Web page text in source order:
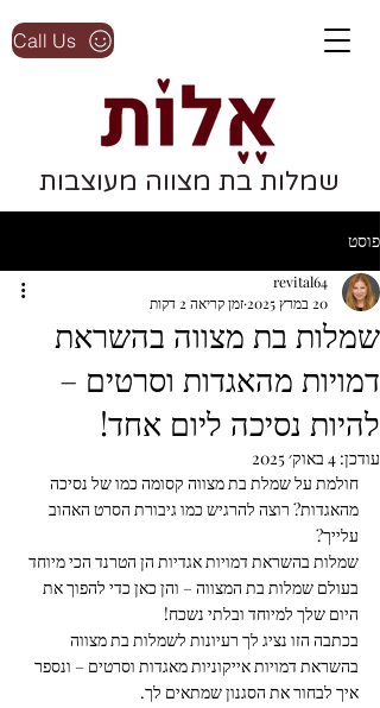
Call Us
שמלות בת מצווה מעוצבות
פוסט
שמלות בת מצווה בהשראת
דמויות מהאגדות וסרטים –
להיות נסיכה ליום אחד!
revital64
20 במרץ 2025
זמן קריאה 2 דקות
עודכן: 4 באוק׳ 2025
חולמת על שמלת בת מצווה קסומה כמו של נסיכה
מהאגדות? רוצה להרגיש כמו גיבורת הסרט האהוב
עלייך?
שמלות בהשראת דמויות אגדיות הן הטרנד הכי מיוחד
בעולם שמלות בת המצווה – והן כאן כדי להפוך את
היום שלך למיוחד ובלתי נשכח!
בכתבה הזו נציג לך רעיונות לשמלות בת מצווה
בהשראת דמויות אייקוניות מאגדות וסרטים – ונספר
איך לבחור את הסגנון שמתאים לך.